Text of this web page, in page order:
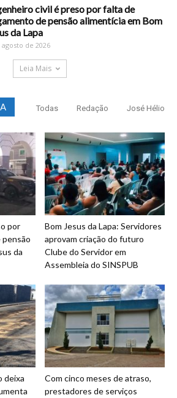
civil é preso por falta de
de pensão alimentícia em Bom
da Lapa
de 2026
Leia Mais
Todas Redação José Hélio
por
da
Bom Jesus da Lapa: Servidores
aprovam criação do futuro
Clube do Servidor em
Assembleia do SINSPUB
deixa
Com cinco meses de atraso,
prestadores de serviços